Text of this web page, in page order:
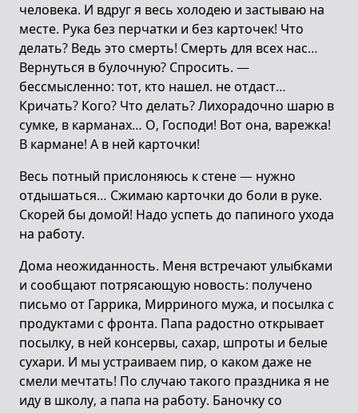
человека. И вдруг я весь холодею и застываю на
месте. Рука без перчатки и без карточек! Что
делать? Ведь это смерть! Смерть для всех нас…
Вернуться в булочную? Спросить. —
бессмысленно: тот, кто нашел. не отдаст…
Кричать? Кого? Что делать? Лихорадочно шарю в
сумке, в карманах… О, Господи! Вот она, варежка!
В кармане! А в ней карточки!
Весь потный прислоняюсь к стене — нужно
отдышаться… Сжимаю карточки до боли в руке.
Скорей бы домой! Надо успеть до папиного ухода
на работу.
Дома неожиданность. Меня встречают улыбками
и сообщают потрясающую новость: получено
письмо от Гаррика, Мирриного мужа, и посылка с
продуктами с фронта. Папа радостно открывает
посылку, в ней консервы, сахар, шпроты и белые
сухари. И мы устраиваем пир, о каком даже не
смели мечтать! По случаю такого праздника я не
иду в школу, а папа на работу. Баночку со